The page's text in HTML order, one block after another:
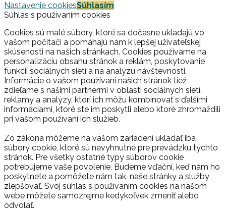
Nastavenie cookiesSúhlasím
Súhlas s používaním cookies
Cookies sú malé súbory, ktoré sa dočasne ukladajú vo
vašom počítači a pomáhajú nám k lepšej užívateľskej
skúsenosti na našich stránkach. Cookies používame na
personalizáciu obsahu stránok a reklám, poskytovanie
funkcií sociálnych sietí a na analýzu návštevnosti.
Informácie o vašom používaní našich stránok tiež
zdieľame s našimi partnermi v oblasti sociálnych sietí,
reklamy a analýzy, ktorí ich môžu kombinovať s ďalšími
informáciami, ktoré ste im poskytli alebo ktoré zhromaždili
pri vašom používaní ich služieb.
Zo zákona môžeme na vašom zariadení ukladať iba
súbory cookie, ktoré sú nevyhnutné pre prevádzku týchto
stránok. Pre všetky ostatné typy súborov cookie
potrebujeme vaše povolenie. Budeme vďační, keď nám ho
poskytnete a pomôžete nám tak, naše stránky a služby
zlepšovať. Svoj súhlas s používaním cookies na našom
webe môžete samozrejme kedykoľvek zmeniť alebo
odvolať.